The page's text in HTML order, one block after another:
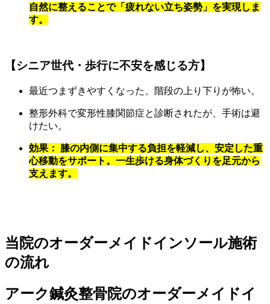
自然に整えることで「疲れない立ち姿勢」を実現しま
す。
【シニア世代・歩行に不安を感じる方】
最近つまずきやすくなった、階段の上り下りが怖い。
整形外科で変形性膝関節症と診断されたが、手術は避
けたい。
効果： 膝の内側に集中する負担を軽減し、安定した重
心移動をサポート。一生歩ける身体づくりを足元から
支えます。
当院のオーダーメイドインソール施術
の流れ
アーク鍼灸整骨院のオーダーメイドイ